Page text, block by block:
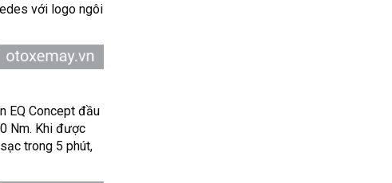
với logo ngôi
EQ Concept đầu
Nm. Khi được
trong 5 phút,